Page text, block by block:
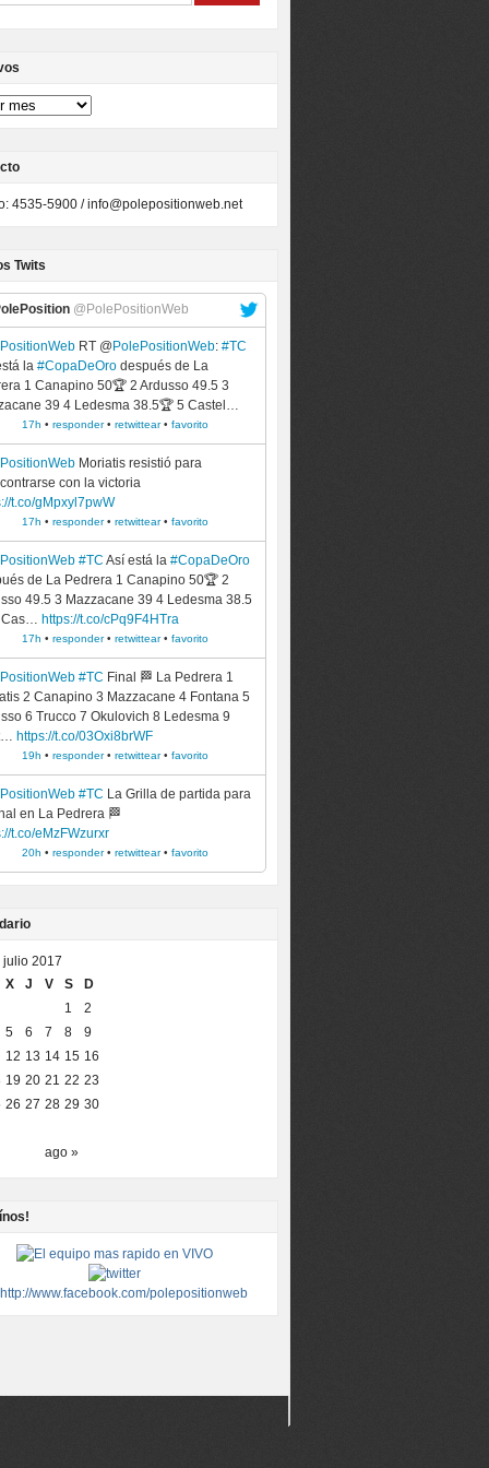
4535-5900 /info@polepositionweb.net
Twits
@PolePositionWeb
RT @ PolePositionWeb: #TC
la #CopaDeOro después de La
1 Canapino 50🏆 2 Ardusso 49.5 3
39 4 Ledesma 38.5🏆 5 Castel…
17h • responder• retwittear• favorito
Moriatis resistió para
con la victoria
t.co/gMpxyl7pwW
17h • responder• retwittear• favorito
#TC Así está la #CopaDeOro
de La Pedrera 1 Canapino 50🏆 2
49.5 3 Mazzacane 39 4 Ledesma 38.5
Cas… https://t.co/cPq9F4HTra
17h • responder• retwittear• favorito
#TC Final 🏁 La Pedrera 1
2 Canapino 3 Mazzacane 4 Fontana 5
6 Trucco 7 Okulovich 8 Ledesma 9
https://t.co/03Oxi8brWF
19h • responder• retwittear• favorito
#TC La Grilla de partida para
en La Pedrera 🏁
t.co/eMzFWzurxr
20h • responder• retwittear• favorito
julio 2017
X
J V S D
ago »
1
2
5
6 7 8
9
12 13 14 15 16
19 20 21 22 23
26 27 28 29 30